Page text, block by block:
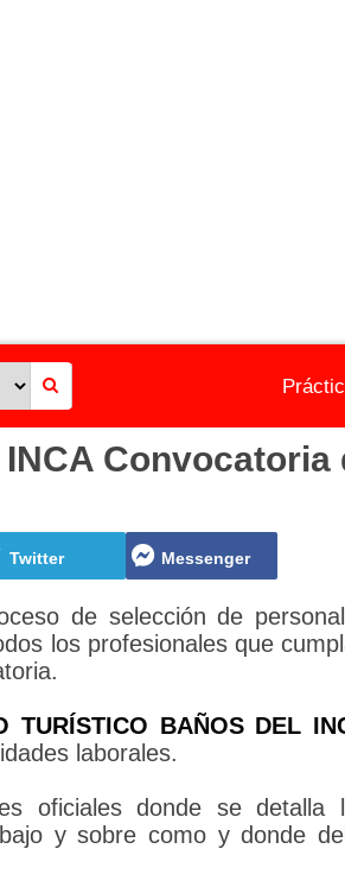
Twitter Messenger
de selección de
los profesionales que
TURÍSTICO BAÑOS DEL
laborales.
oficiales donde se detalla
y sobre como y donde